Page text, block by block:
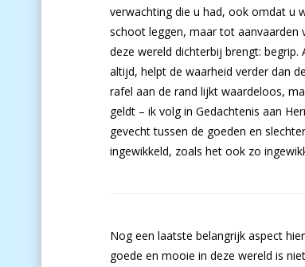
verwachting die u had, ook omdat u
schoot leggen, maar tot
deze wereld dichterbij brengt:
altijd, helpt de waarheid verder dan
rafel aan de rand lijkt waardeloos,
geldt – ik volg in Gedachtenis aan
gevecht tussen de goeden en
ingewikkeld, zoals het ook zo
Nog een laatste belangrijk aspect
goede en mooie in deze wereld is